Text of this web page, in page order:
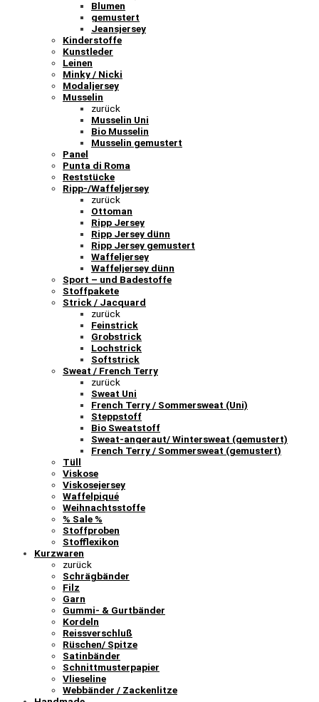
Blumen
gemustert
Jeansjersey
Kinderstoffe
Kunstleder
Leinen
Minky / Nicki
Modaljersey
Musselin
zurück
Musselin Uni
Bio Musselin
Musselin gemustert
Panel
Punta di Roma
Reststücke
Ripp-/Waffeljersey
zurück
Ottoman
Ripp Jersey
Ripp Jersey dünn
Ripp Jersey gemustert
Waffeljersey
Waffeljersey dünn
Sport – und Badestoffe
Stoffpakete
Strick / Jacquard
zurück
Feinstrick
Grobstrick
Lochstrick
Softstrick
Sweat / French Terry
zurück
Sweat Uni
French Terry / Sommersweat (Uni)
Steppstoff
Bio Sweatstoff
Sweat-angeraut/ Wintersweat (gemustert)
French Terry / Sommersweat (gemustert)
Tüll
Viskose
Viskosejersey
Waffelpiqué
Weihnachtsstoffe
% Sale %
Stoffproben
Stofflexikon
Kurzwaren
zurück
Schrägbänder
Filz
Garn
Gummi- & Gurtbänder
Kordeln
Reissverschluß
Rüschen/ Spitze
Satinbänder
Schnittmusterpapier
Vlieseline
Webbänder / Zackenlitze